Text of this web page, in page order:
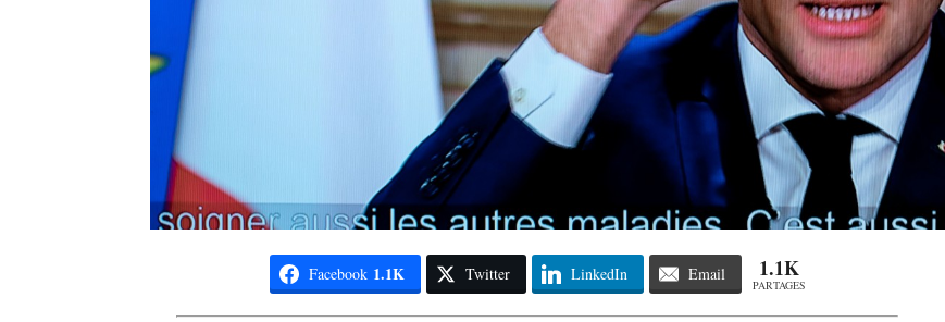
Facebook 1.1K Twitter LinkedIn Email 1.1K
PARTAGES